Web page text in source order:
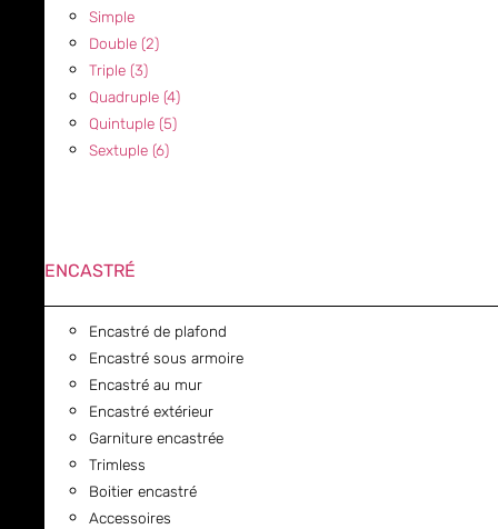
Simple
Double (2)
Triple (3)
Quadruple (4)
Quintuple (5)
Sextuple (6)
ENCASTRÉ
Encastré de plafond
Encastré sous armoire
Encastré au mur
Encastré extérieur
Garniture encastrée
Trimless
Boitier encastré
Accessoires